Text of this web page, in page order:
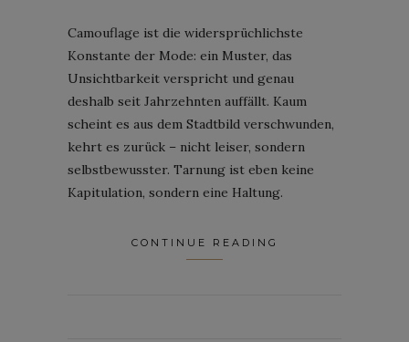
Camouflage ist die widersprüchlichste
Konstante der Mode: ein Muster, das
Unsichtbarkeit verspricht und genau
deshalb seit Jahrzehnten auffällt. Kaum
scheint es aus dem Stadtbild verschwunden,
kehrt es zurück – nicht leiser, sondern
selbstbewusster. Tarnung ist eben keine
Kapitulation, sondern eine Haltung.
CONTINUE READING